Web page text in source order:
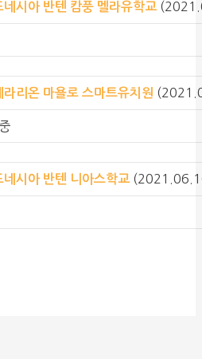
시아 반텐 캄풍 멜라유학교
리온 마욜로 스마트유치원
시아 반텐 니아스학교